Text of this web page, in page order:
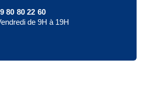
80 80 22 60
de 9H à 19H